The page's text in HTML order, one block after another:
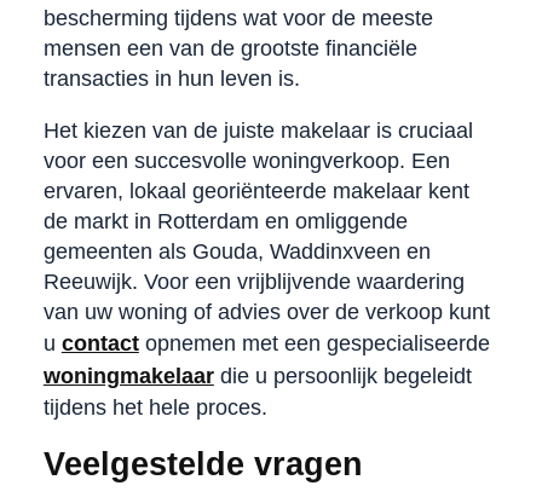
bescherming tijdens wat voor de meeste
mensen een van de grootste financiële
transacties in hun leven is.
Het kiezen van de juiste makelaar is cruciaal
voor een succesvolle woningverkoop. Een
ervaren, lokaal georiënteerde makelaar kent
de markt in Rotterdam en omliggende
gemeenten als Gouda, Waddinxveen en
Reeuwijk. Voor een vrijblijvende waardering
van uw woning of advies over de verkoop kunt
u contactopnemen met een gespecialiseerde
woningmakelaardie u persoonlijk begeleidt
tijdens het hele proces.
Veelgestelde vragen